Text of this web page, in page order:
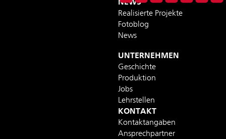
NEWS
Realisierte Projekte
Fotoblog
News
UNTERNEHMEN
Geschichte
Produktion
Jobs
Lehrstellen
KONTAKT
Kontaktangaben
Ansprechpartner